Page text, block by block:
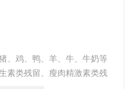
、鸡、鸭、羊、牛、牛奶等
素类残留、瘦肉精激素类残